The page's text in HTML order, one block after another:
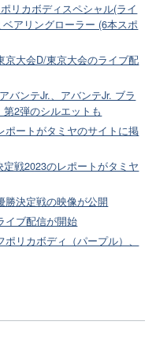
リカボディスペシャル(ライ
アリングローラー (6本スポ
京大会D/東京大会のライブ配
バンテJr.、アバンテJr. ブラ
2弾のシルエットも
ポートがタミヤのサイトに掲
戦2023のレポートがタミヤ
勝決定戦の映像が公開
イブ配信が開始
リカボディ（パープル）、